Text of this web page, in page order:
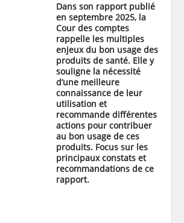
Dans son rapportpublié
en septembre 2025, la
Cour des comptes
rappelle les multiples
enjeux du bon usage des
produits de santé. Elle y
souligne la nécessité
d’une meilleure
connaissance de leur
utilisation et
recommande différentes
actions pour contribuer
au bon usage de ces
produits. Focus sur les
principaux constats et
recommandations de ce
rapport.